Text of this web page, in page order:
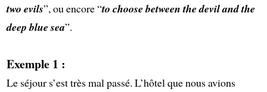
two evils”, ou encore “to choose between the devil and the
deep blue sea”.
Exemple 1 :
Le séjour s’est très mal passé. L’hôtel que nous avions